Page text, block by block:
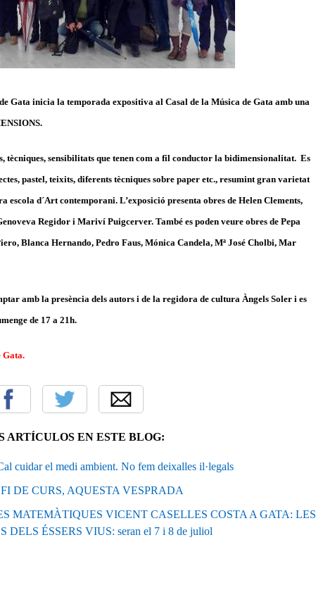
Gata inicia la temporada expositiva al Casal de la Música de Gata amb una
tècniques, sensibilitats que tenen com a fil conductor la bidimensionalitat. Es
pastel, teixits, diferents tècniques sobre paper etc., resumint gran varietat
escola d´Art contemporani. L’exposició presenta obres de Helen Clements,
Regidor i Mariví Puigcerver. També es poden veure obres de Pepa
Blanca Hernando, Pedro Faus, Mónica Candela, Mª José Cholbi, Mar
amb la presència dels autors i de la regidora de cultura Àngels Soler i es
de 17 a 21h.
Gata.
ARTÍCULOS EN ESTE BLOG:
cuidar el medi ambient. No fem deixalles il·legals
DE CURS, AQUESTA VESPRADA
MATEMÀTIQUES VICENT CASELLES COSTA A GATA: LES
DELS ÉSSERS VIUS: seran el 7 i 8 de juliol